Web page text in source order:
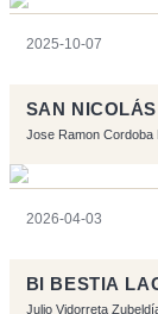
2025-10-07
SAN
Jose Ramon Cordoba
2026-04-03
BI BESTIA
Julio Vidorreta